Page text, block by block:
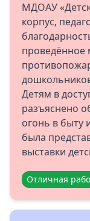
МДОАУ
корпус,
проведённое
Детям в
разъяснено
огонь в быту
была
выставки
Отличная